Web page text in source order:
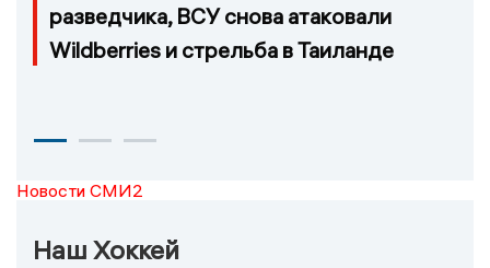
разведчика, ВСУ снова атаковали
Wildberries и стрельба в Таиланде
Новости СМИ2
Наш Хоккей